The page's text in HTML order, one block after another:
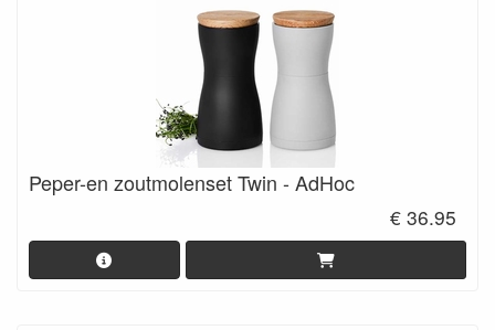
Peper-en zoutmolenset Twin - AdHoc
€ 36.95